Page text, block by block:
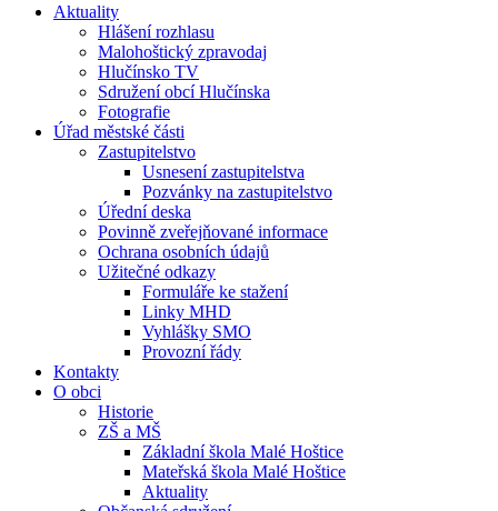
Aktuality
Hlášení rozhlasu
Malohoštický zpravodaj
Hlučínsko TV
Sdružení obcí Hlučínska
Fotografie
Úřad městské části
Zastupitelstvo
Usnesení zastupitelstva
Pozvánky na zastupitelstvo
Úřední deska
Povinně zveřejňované informace
Ochrana osobních údajů
Užitečné odkazy
Formuláře ke stažení
Linky MHD
Vyhlášky SMO
Provozní řády
Kontakty
O obci
Historie
ZŠ a MŠ
Základní škola Malé Hoštice
Mateřská škola Malé Hoštice
Aktuality